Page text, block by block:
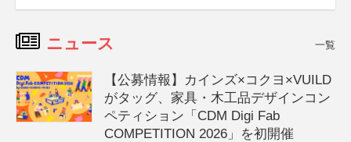
ニュース 一覧
【公募情報】カインズ×コクヨ×VUILD
がタッグ、家具・木工品デザインコン
ペティション「CDM Digi Fab
COMPETITION 2026」を初開催